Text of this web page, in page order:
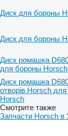
Диск для бороны
Диск для бороны
Диск ромашка
для бороны
Диск ромашка
отворів Horsch
Horsch
Смотрите также
Запчасти Horsch в